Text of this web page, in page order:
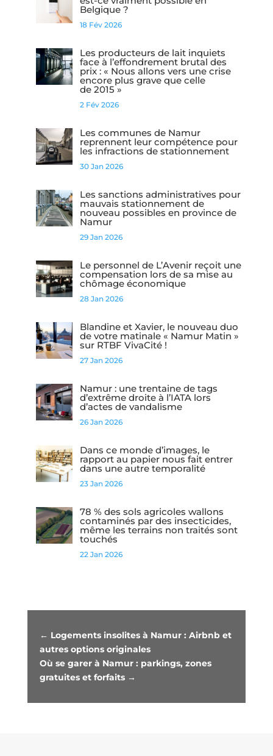
Belgique ?
18 Fév 2026
Les producteurs de lait inquiets
face à l’effondrement brutal des
prix : « Nous allons vers une crise
encore plus grave que celle
de 2015 »
2 Fév 2026
Les communes de Namur
reprennent leur compétence pour
les infractions de stationnement
30 Jan 2026
Les sanctions administratives pour
mauvais stationnement de
nouveau possibles en province de
Namur
29 Jan 2026
Le personnel de L’Avenir reçoit une
compensation lors de sa mise au
chômage économique
28 Jan 2026
Blandine et Xavier, le nouveau duo
de votre matinale « Namur Matin »
sur RTBF VivaCité !
27 Jan 2026
Namur : une trentaine de tags
d’extrême droite à l’IATA lors
d’actes de vandalisme
26 Jan 2026
Dans ce monde d’images, le
rapport au papier nous fait entrer
dans une autre temporalité
23 Jan 2026
78 % des sols agricoles wallons
contaminés par des insecticides,
même les terrains non traités sont
touchés
22 Jan 2026
← Logements insolites à Namur : Airbnb et
autres options originales
Où se garer à Namur : parkings, zones
gratuites et forfaits→